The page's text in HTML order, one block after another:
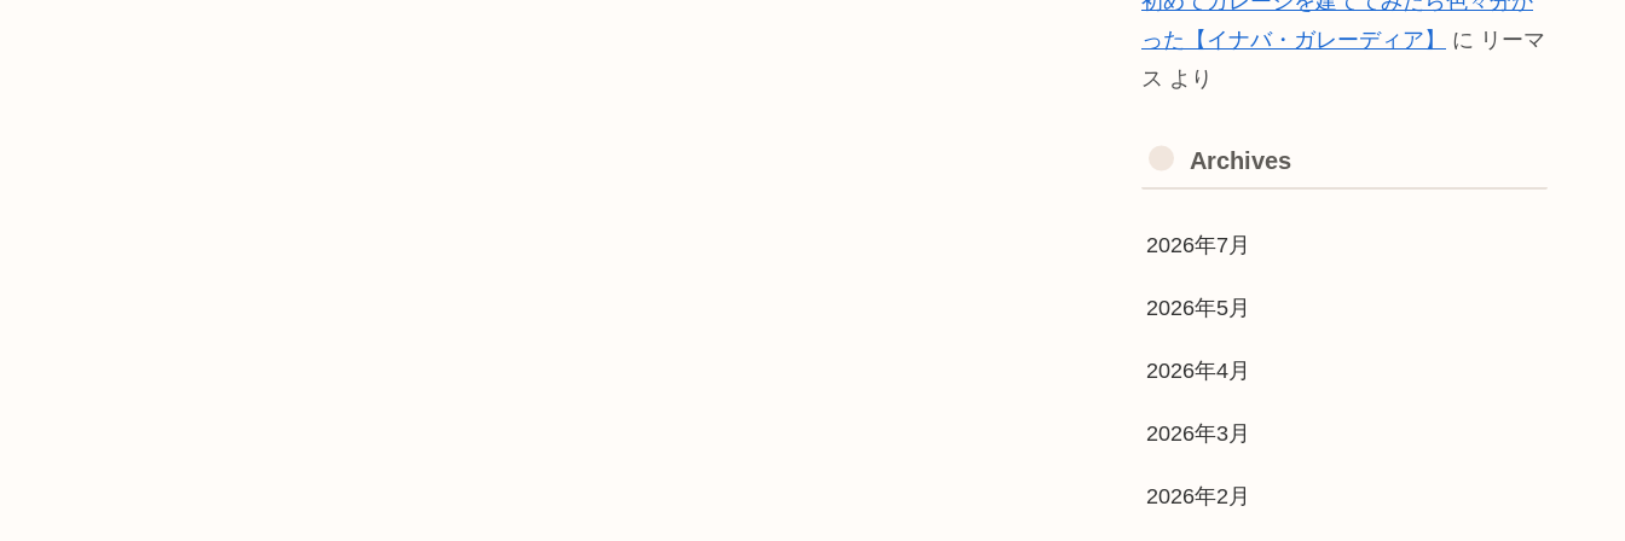
った【イナバ・ガレーディア】
に リーマ
ス より
Archives
2026年7月
2026年5月
2026年4月
2026年3月
2026年2月